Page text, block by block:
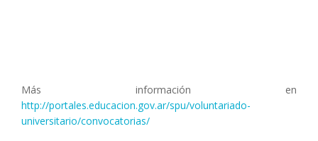
Más información en
http://portales.educacion.gov.ar/spu/voluntariado-
universitario/convocatorias/